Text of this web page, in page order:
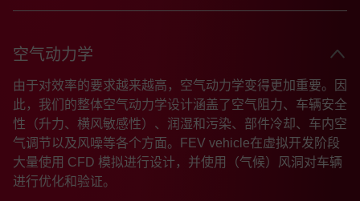
空气动力学
由于对效率的要求越来越高，空气动力学变得更加重要。因
此，我们的整体空气动力学设计涵盖了空气阻力、车辆安全
性（升力、横风敏感性）、润湿和污染、部件冷却、车内空
气调节以及风噪等各个方面。FEV vehicle在虚拟开发阶段
大量使用 CFD 模拟进行设计，并使用（气候）风洞对车辆
进行优化和验证。